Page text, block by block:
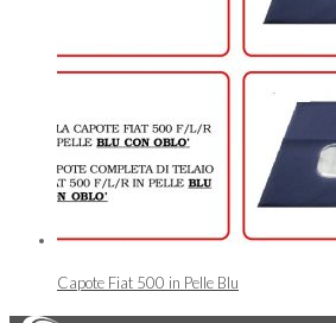
Capote Fiat 500 in Pelle Blu